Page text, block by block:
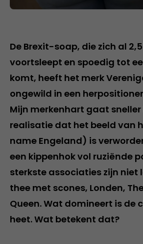
De Brexit-soap, die zich al
voortsleept en spoedig tot
komt, heeft het merk
ongewild in een
Mijn merkenhart gaat
realisatie dat het beeld van
name Engeland) is
een kippenhok vol ruziënde
sterkste associaties zijn niet
thee met scones, Londen,
Queen. Wat domineert is de
heet. Wat betekent dat?